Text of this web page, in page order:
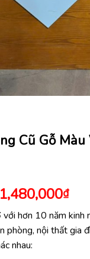
Cũ Gỗ
Giá
1,480,000₫Giá
hiện
tại
là:
với hơn 10 năm kinh
phòng, nội thất gia
nhau: